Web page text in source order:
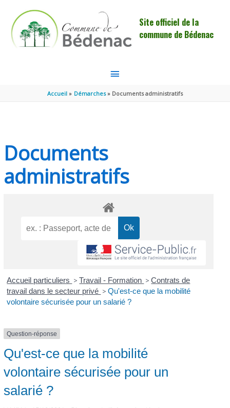
Site officiel de la
commune de Bédenac
MENU
PRINCIPAL
Accueil Démarches Documents administratifs
Documents
administratifs
Accueil particuliers > Travail - Formation > Contrats de
travail dans le secteur privé > Qu'est-ce que la mobilité
volontaire sécurisée pour un salarié ?
Question-réponse
Qu'est-ce que la mobilité
volontaire sécurisée pour un
salarié ?